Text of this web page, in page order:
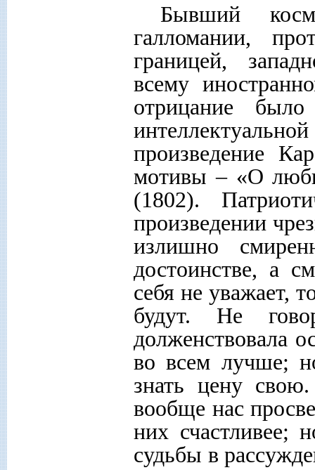
Бывший
галломании,
границей,
всему
отрицание
произведение
мотивы – «О
(1802).
произведении
излишно
достоинстве, а
себя не уважает,
будут. Не
долженствовала
во всем лучше;
знать цену
вообще нас
них счастливее;
судьбы в